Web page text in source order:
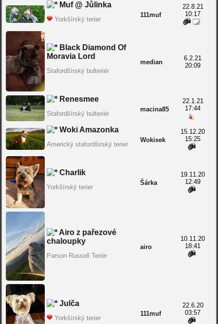
Muf @ Jůlinka
Yorkšírský terier
111muf
22.8.21
10:17
Black Diamond Of
Moravia Lord
Stafordšírský bulteriér
median
6.2.21
20:09
Renesmee
Stafordšírský bulteriér
macina85
22.1.21
17:44
Woki Amazonka
Americký stafordširský terier
Wokisek
15.12.20
15:25
Charlik
Yorkšírský terier
Šárka
19.11.20
12:49
Airo z pařezové
chaloupky
Parson Russell Teriér
airo
10.11.20
18:41
Julča
Yorkšírský terier
111muf
22.6.20
03:57